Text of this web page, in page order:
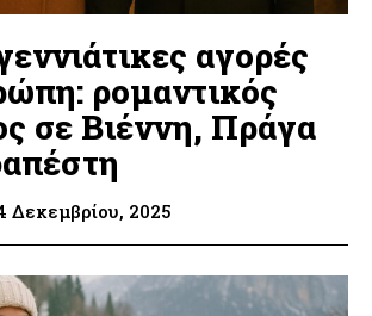
αγορές
ρομαντικός
σε Βιέννη, Πράγα
Δεκεμβρίου, 2025